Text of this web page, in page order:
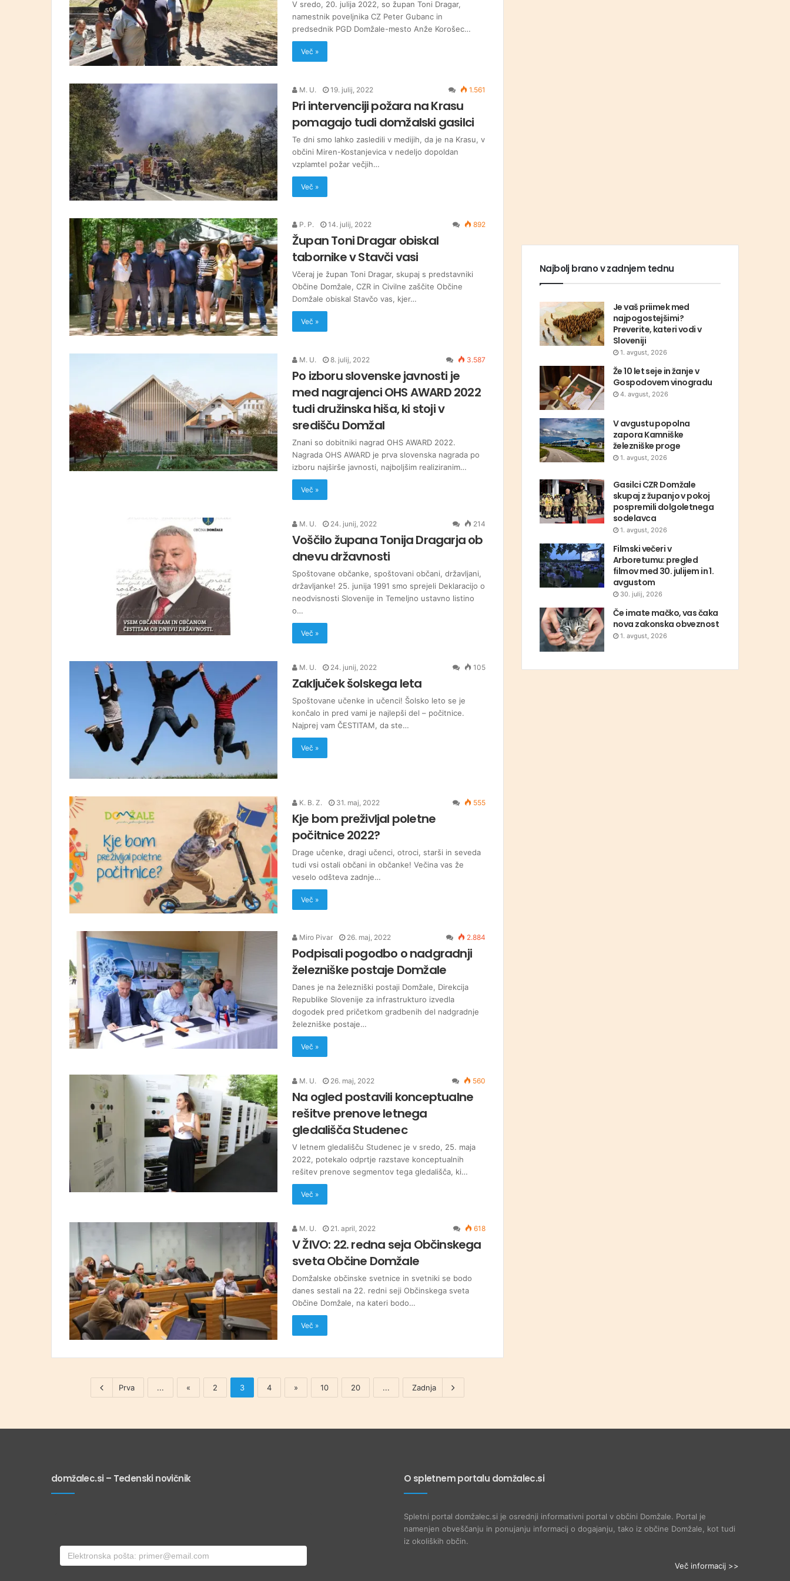
V sredo, 20. julija 2022, so župan Toni Dragar,
namestnik poveljnika CZ Peter Gubanc in
predsednik PGD Domžale-mesto Anže Korošec…
Več »
M. U. 19. julij, 2022 1.561
Pri intervenciji požara na Krasu
pomagajo tudi domžalski gasilci
Te dni smo lahko zasledili v medijih, da je na Krasu, v
občini Miren-Kostanjevica v nedeljo dopoldan
vzplamtel požar večjih…
Več »
P. P. 14. julij, 2022 892
Župan Toni Dragar obiskal
tabornike v Stavči vasi
Včeraj je župan Toni Dragar, skupaj s predstavniki
Občine Domžale, CZR in Civilne zaščite Občine
Domžale obiskal Stavčo vas, kjer…
Več »
M. U. 8. julij, 2022 3.587
Po izboru slovenske javnosti je
med nagrajenci OHS AWARD 2022
tudi družinska hiša, ki stoji v
središču Domžal
Znani so dobitniki nagrad OHS AWARD 2022.
Nagrada OHS AWARD je prva slovenska nagrada po
izboru najširše javnosti, najboljšim realiziranim…
Več »
M. U. 24. junij, 2022 214
Voščilo župana Tonija Dragarja ob
dnevu državnosti
Spoštovane občanke, spoštovani občani, državljani,
državljanke! 25. junija 1991 smo sprejeli Deklaracijo o
neodvisnosti Slovenije in Temeljno ustavno listino
o…
Več »
M. U. 24. junij, 2022 105
Zaključek šolskega leta
Spoštovane učenke in učenci! Šolsko leto se je
končalo in pred vami je najlepši del – počitnice.
Najprej vam ČESTITAM, da ste…
Več »
K. B. Z. 31. maj, 2022 555
Kje bom preživljal poletne
počitnice 2022?
Drage učenke, dragi učenci, otroci, starši in seveda
tudi vsi ostali občani in občanke! Večina vas že
veselo odšteva zadnje…
Več »
Miro Pivar 26. maj, 2022 2.884
Podpisali pogodbo o nadgradnji
železniške postaje Domžale
Danes je na železniški postaji Domžale, Direkcija
Republike Slovenije za infrastrukturo izvedla
dogodek pred pričetkom gradbenih del nadgradnje
železniške postaje…
Več »
M. U. 26. maj, 2022 560
Na ogled postavili konceptualne
rešitve prenove letnega
gledališča Studenec
V letnem gledališču Studenec je v sredo, 25. maja
2022, potekalo odprtje razstave konceptualnih
rešitev prenove segmentov tega gledališča, ki…
Več »
M. U. 21. april, 2022 618
V ŽIVO: 22. redna seja Občinskega
sveta Občine Domžale
Domžalske občinske svetnice in svetniki se bodo
danes sestali na 22. redni seji Občinskega sveta
Občine Domžale, na kateri bodo…
Več »
Prva ... « 2 3 4 » 10 20 ... Zadnja
Najbolj brano v zadnjem tednu
Je vaš priimek med
najpogostejšimi?
Preverite, kateri vodi v
Sloveniji
1. avgust, 2026
Že 10 let seje in žanje v
Gospodovem vinogradu
4. avgust, 2026
V avgustu popolna
zapora Kamniške
železniške proge
1. avgust, 2026
Gasilci CZR Domžale
skupaj z županjo v pokoj
pospremili dolgoletnega
sodelavca
1. avgust, 2026
Filmski večeri v
Arboretumu: pregled
filmov med 30. julijem in 1.
avgustom
30. julij, 2026
Če imate mačko, vas čaka
nova zakonska obveznost
1. avgust, 2026
domžalec.si – Tedenski novičnik O spletnem portalu domžalec.si
Spletni portal domžalec.si je osrednji informativni portal v občini Domžale. Portal je
namenjen obveščanju in ponujanju informacij o dogajanju, tako iz občine Domžale, kot tudi
iz okoliških občin.
Več informacij >>